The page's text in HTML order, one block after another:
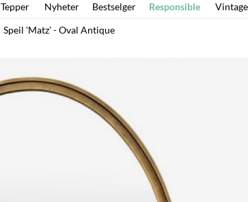
Tepper Nyheter Bestselger Responsible Vintage
Speil 'Matz' - Oval Antique